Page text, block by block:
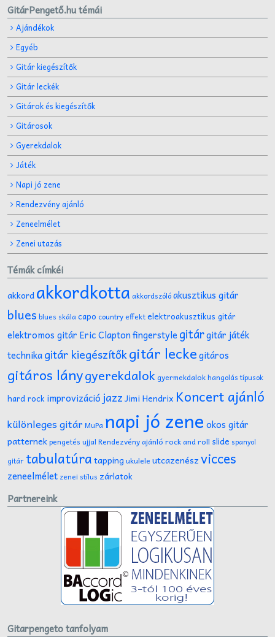
GitárPengető.hu témái
Ajándékok
Egyéb
Gitár kiegészítők
Gitár leckék
Gitárok és kiegészítők
Gitárosok
Gyerekdalok
Játék
Napi jó zene
Rendezvény ajánló
Zeneelmélet
Zenei utazás
Témák címkéi
akkordakkordkotta akkordszólóakusztikus gitár
blues blues skálacapo country effektelektroakusztikus gitár
elektromos gitár Eric Claptonfingerstyle gitárgitár játék
technikagitár kiegészítőkgitár leckegitáros
gitáros lánygyerekdalokgyermekdalokhangolás típusok
hard rock improvizáció jazzJimi Hendrix Koncert ajánló
különleges gitár MuPa napi jó zene okos gitár
patternekpengetés ujjal Rendezvény ajánló rock and roll slide spanyol
gitár tabulatúratapping ukulele utcazenészvicces
zeneelmélet zenei stílus zárlatok
Partnereink
Gitarpengeto tanfolyam